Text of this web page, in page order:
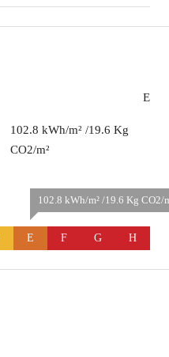
E
102.8 kWh/m² /19.6 Kg
CO2/m²
102.8 kWh/m² /19.6 Kg CO2/
E F G H